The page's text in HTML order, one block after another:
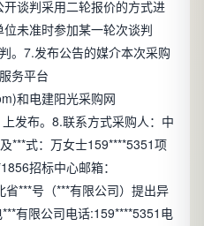
谈判采用二轮报价的方式进
未准时参加某一轮次谈判
。7.发布公告的媒介本次采购
务平台
和电建阳光采购网
发布。8.联系方式采购人：中
***式：万女士159****5351项
招标中心邮箱：
***号（***有限公司）提出异
有限公司电话:159****5351电